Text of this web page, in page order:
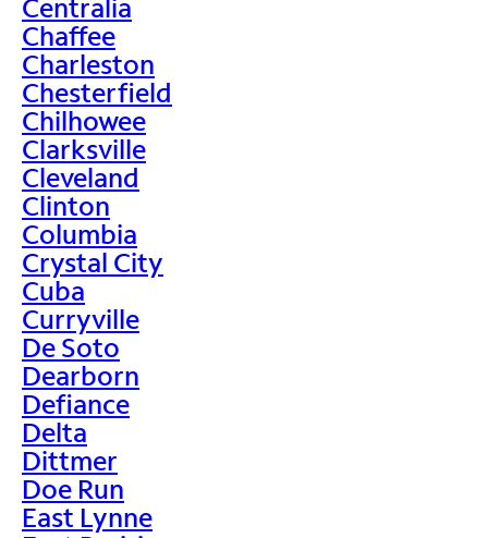
Centralia
Chaffee
Charleston
Chesterfield
Chilhowee
Clarksville
Cleveland
Clinton
Columbia
Crystal City
Cuba
Curryville
De Soto
Dearborn
Defiance
Delta
Dittmer
Doe Run
East Lynne